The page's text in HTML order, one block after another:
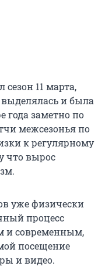
11 марта,
и была
года заметно по
межсезонья по
к регулярному
что вырос
уже физически
процесс
и современным,
посещение
и видео.